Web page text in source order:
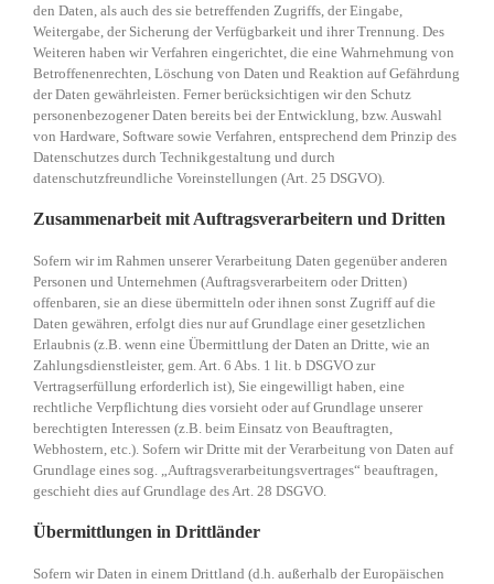
den Daten, als auch des sie betreffenden Zugriffs, der Eingabe,
Weitergabe, der Sicherung der Verfügbarkeit und ihrer Trennung. Des
Weiteren haben wir Verfahren eingerichtet, die eine Wahrnehmung von
Betroffenenrechten, Löschung von Daten und Reaktion auf Gefährdung
der Daten gewährleisten. Ferner berücksichtigen wir den Schutz
personenbezogener Daten bereits bei der Entwicklung, bzw. Auswahl
von Hardware, Software sowie Verfahren, entsprechend dem Prinzip des
Datenschutzes durch Technikgestaltung und durch
datenschutzfreundliche Voreinstellungen (Art. 25 DSGVO).
Zusammenarbeit mit Auftragsverarbeitern und Dritten
Sofern wir im Rahmen unserer Verarbeitung Daten gegenüber anderen
Personen und Unternehmen (Auftragsverarbeitern oder Dritten)
offenbaren, sie an diese übermitteln oder ihnen sonst Zugriff auf die
Daten gewähren, erfolgt dies nur auf Grundlage einer gesetzlichen
Erlaubnis (z.B. wenn eine Übermittlung der Daten an Dritte, wie an
Zahlungsdienstleister, gem. Art. 6 Abs. 1 lit. b DSGVO zur
Vertragserfüllung erforderlich ist), Sie eingewilligt haben, eine
rechtliche Verpflichtung dies vorsieht oder auf Grundlage unserer
berechtigten Interessen (z.B. beim Einsatz von Beauftragten,
Webhostern, etc.). Sofern wir Dritte mit der Verarbeitung von Daten auf
Grundlage eines sog. „Auftragsverarbeitungsvertrages“ beauftragen,
geschieht dies auf Grundlage des Art. 28 DSGVO.
Übermittlungen in Drittländer
Sofern wir Daten in einem Drittland (d.h. außerhalb der Europäischen